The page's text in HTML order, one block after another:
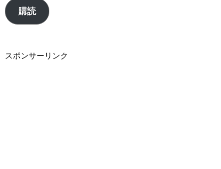
ル
ア
ス
購読
スポンサーリンク